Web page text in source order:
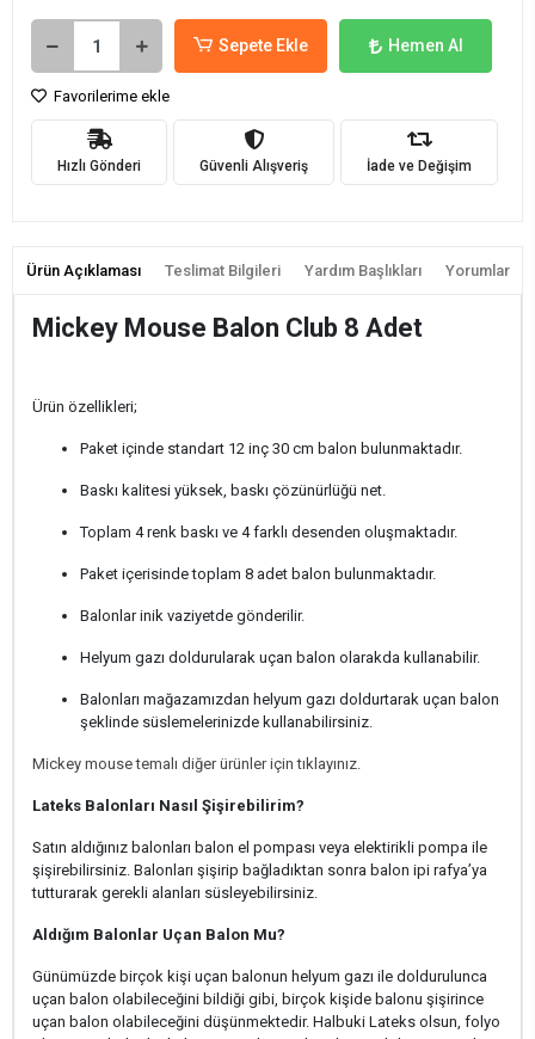
Sepete Ekle Hemen Al
Favorilerime ekle
Hızlı Gönderi Güvenli Alışveriş İade ve Değişim
Ürün Açıklaması Teslimat Bilgileri Yardım Başlıkları Yorumlar
Mickey Mouse Balon Club 8 Adet
Ürün özellikleri;
Paket içinde standart 12 inç 30 cm balon bulunmaktadır.
Baskı kalitesi yüksek, baskı çözünürlüğü net.
Toplam 4 renk baskı ve 4 farklı desenden oluşmaktadır.
Paket içerisinde toplam 8 adet balon bulunmaktadır.
Balonlar inik vaziyetde gönderilir.
Helyum gazı doldurularak uçan balon olarakda kullanabilir.
Balonları mağazamızdan helyum gazı doldurtarak uçan balon
şeklinde süslemelerinizde kullanabilirsiniz.
Mickey mouse temalı diğer ürünler için tıklayınız.
Lateks Balonları Nasıl Şişirebilirim?
Satın aldığınız balonları balon el pompası veya elektirikli pompa ile
şişirebilirsiniz. Balonları şişirip bağladıktan sonra balon ipi rafya’ya
tutturarak gerekli alanları süsleyebilirsiniz.
Aldığım Balonlar Uçan Balon Mu?
Günümüzde birçok kişi uçan balonun helyum gazı ile doldurulunca
uçan balon olabileceğini bildiği gibi, birçok kişide balonu şişirince
uçan balon olabileceğini düşünmektedir. Halbuki Lateks olsun, folyo